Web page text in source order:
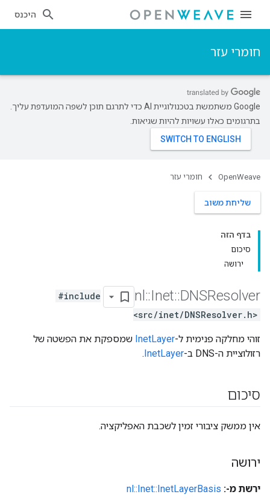
היכנס
חומרי עזר
‫Google משתמשת בטכנולוגיית AI כדי לתרגם תוכן לשפה המועדפת עליך.
בתרגומים כאלו עשויות להיות שגיאות.
OpenWeave חומרי עזר
שליחת משוב
בדף הזה
סיכום
ירושה
nl ::Inet::DNSResolver
#include
<src/inet/DNSResolver.h>
זוהי מחלקה פנימית ל-InetLayer שמספקת את הפשטה של
רזולוציית ה-DNS ב-
InetLayer
.
סיכום
אין ממשק ציבורי זמין לשכבת האפליקציה.
ירושה
ירשת מ-: nl::Inet::InetLayerBasis